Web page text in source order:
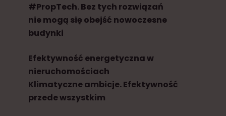
#PropTech. Bez tych rozwiązań
nie mogą się obejść nowoczesne
budynki
Efektywność energetyczna w
nieruchomościach
Klimatyczne ambicje. Efektywność
przede wszystkim